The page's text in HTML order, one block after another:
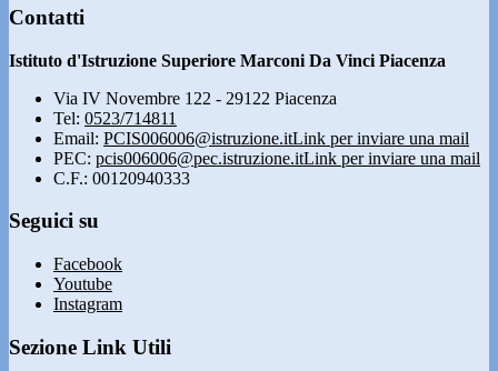
Contatti
Istituto d'Istruzione Superiore Marconi Da Vinci Piacenza
Via IV Novembre 122 - 29122 Piacenza
Tel: 0523/714811
Email: PCIS006006@istruzione.itLink per inviare una mail
PEC: pcis006006@pec.istruzione.itLink per inviare una mail
C.F.: 00120940333
Seguici su
Facebook
Youtube
Instagram
Sezione Link Utili